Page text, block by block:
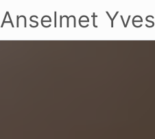
Anselmet Yves